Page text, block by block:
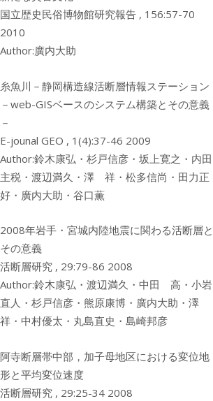
国立歴史民俗博物館研究報告 , 156:57-70
2010
Author:廣内大助
糸魚川－静岡構造線活断層情報ステーション
－web-GISベースのシステム構築とその意義
－
E-jounal GEO , 1(4):37-46 2009
Author:鈴木康弘・杉戸信彦・坂上寛之・内田
主税・渡辺満久・澤 祥・松多信尚・田力正
好・廣内大助・谷口薫
2008年岩手・宮城内陸地震に関わる活断層と
その意義
活断層研究 , 29:79-86 2008
Author:鈴木康弘・渡辺満久・中田 高・小岩
直人・杉戸信彦・熊原康博・廣内大助・澤
祥・中村優太・丸島直史・島崎邦彦
阿寺断層帯中部，加子母地区における変位地
形と平均変位速度
活断層研究 , 29:25-34 2008